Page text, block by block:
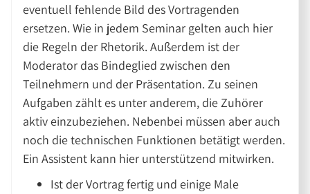
eventuell fehlende Bild des Vortragenden
ersetzen. Wie in jedem Seminar gelten auch hier
die Regeln der Rhetorik. Außerdem ist der
Moderator das Bindeglied zwischen den
Teilnehmern und der Präsentation. Zu seinen
Aufgaben zählt es unter anderem, die Zuhörer
aktiv einzubeziehen. Nebenbei müssen aber auch
noch die technischen Funktionen betätigt werden.
Ein Assistent kann hier unterstützend mitwirken.
Ist der Vortrag fertig und einige Male